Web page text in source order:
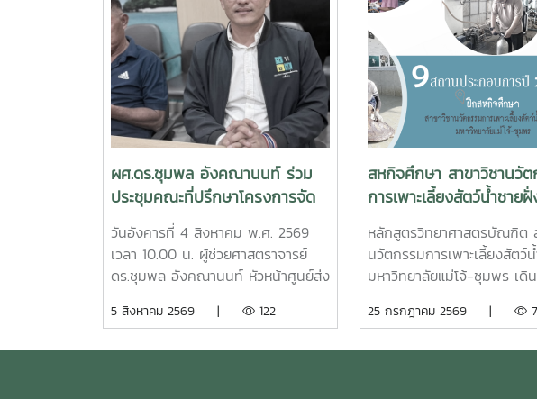
ผศ.ดร.ชุมพล อังคณานนท์ ร่วม
ประชุมคณะที่ปรึกษาโครงการจัด
รูปที่ดินเพื่อพัฒนาพื้นที่จังหวัด
ชุมพร ครั้งที่ 2/2569
วันอังคารที่ 4 สิงหาคม พ.ศ. 2569
เวลา 10.00 น. ผู้ช่วยศาสตราจารย์
ดร.ชุมพล อังคณานนท์ หัวหน้าศูนย์ส่ง
ร่วมประชุมคณะที่ปรึกษาโครงการจัด
5 สิงหาคม 2569 | 122
สหกิจศึกษา สาขาวิชานวัต
การเพาะเลี้ยงสัตว์น้ำชาย
ประสบการณ์จริง สร้างบัณ
คุณภาพสู่ภาคอุตสาหกรร
ผลิตสัตว์น้ำ
หลักสูตรวิทยาศาสตรบัณฑิต
นวัตกรรมการเพาะเลี้ยงสัตว์
มหาวิทยาลัยแม่โจ้-ชุมพร เดิ
กระบวนการ สหกิจศึกษา ประจ
25 กรกฎาคม 2569 |